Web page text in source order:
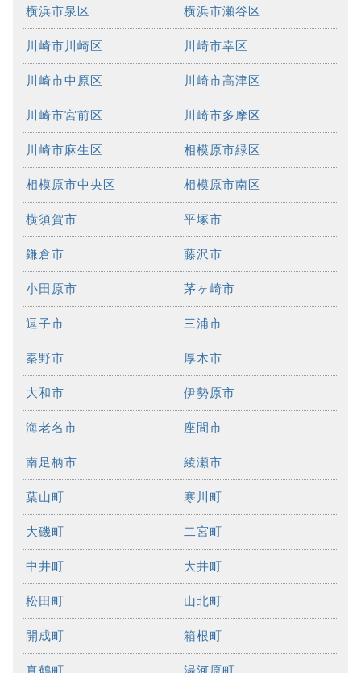
横浜市泉区 横浜市瀬谷区
川崎市川崎区 川崎市幸区
川崎市中原区 川崎市高津区
川崎市宮前区 川崎市多摩区
川崎市麻生区 相模原市緑区
相模原市中央区 相模原市南区
横須賀市 平塚市
鎌倉市 藤沢市
小田原市 茅ヶ崎市
逗子市 三浦市
秦野市 厚木市
大和市 伊勢原市
海老名市 座間市
南足柄市 綾瀬市
葉山町 寒川町
大磯町 二宮町
中井町 大井町
松田町 山北町
開成町 箱根町
真鶴町 湯河原町